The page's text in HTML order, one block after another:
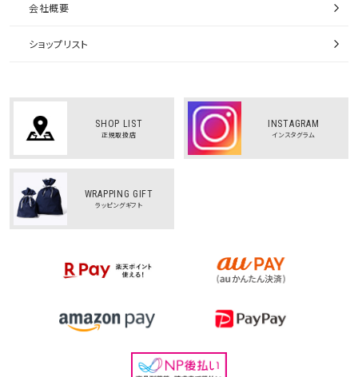
会社概要
ショップリスト
SHOP LIST
正規取扱店
INSTAGRAM
インスタグラム
WRAPPING GIFT
ラッピングギフト